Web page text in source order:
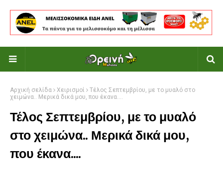
Αρχική σελίδα Χειρισμοί
Τέλος Σεπτεμβρίου, με το μυαλό στο
χειμώνα.. Μερικά δικά μου, που έκανα....
Τέλος Σεπτεμβρίου, με το μυαλό
στο χειμώνα.. Μερικά δικά μου,
που έκανα....